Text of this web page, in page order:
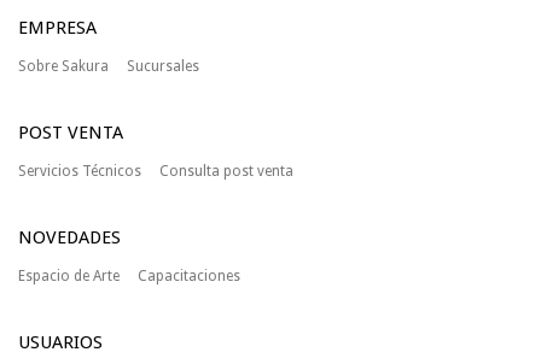
EMPRESA
Sobre Sakura Sucursales
POST VENTA
Servicios Técnicos Consulta post venta
NOVEDADES
Espacio de Arte Capacitaciones
USUARIOS